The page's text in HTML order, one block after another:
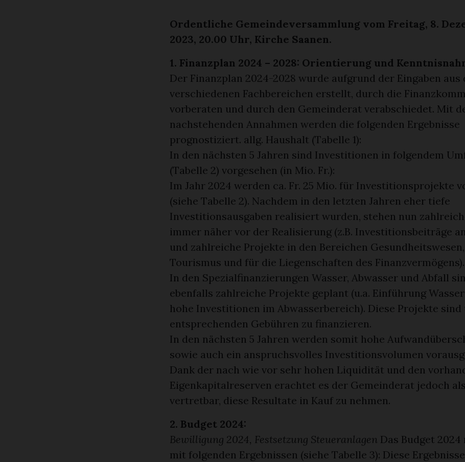
Ordentliche Gemeindeversammlung vom Freitag, 8.
2023, 20.00 Uhr, Kirche Saanen.
1. Finanzplan 2024 – 2028: Orientierung und
Der Finanzplan 2024-2028 wurde aufgrund der Eingaben aus
verschiedenen Fachbereichen erstellt, durch die
vorberaten und durch den Gemeinderat verabschiedet. Mit
nachstehenden Annahmen werden die folgenden Ergebnisse
prognostiziert. allg. Haushalt (Tabelle 1):
In den nächsten 5 Jahren sind Investitionen in folgendem
(Tabelle 2) vorgesehen (in Mio. Fr.):
Im Jahr 2024 werden ca. Fr. 25 Mio. für Investitionsprojekte
(siehe Tabelle 2). Nachdem in den letzten Jahren eher tiefe
Investitionsausgaben realisiert wurden, stehen nun
immer näher vor der Realisierung (z.B. Investitionsbeiträge
und zahlreiche Projekte in den Bereichen
Tourismus und für die Liegenschaften des Finanzvermögens).
In den Spezialfinanzierungen Wasser, Abwasser und Abfall
ebenfalls zahlreiche Projekte geplant (u.a. Einführung
hohe Investitionen im Abwasserbereich). Diese Projekte sind
entsprechenden Gebühren zu finanzieren.
In den nächsten 5 Jahren werden somit hohe
sowie auch ein anspruchsvolles Investitionsvolumen
Dank der nach wie vor sehr hohen Liquidität und den
Eigenkapitalreserven erachtet es der Gemeinderat jedoch als
vertretbar, diese Resultate in Kauf zu nehmen.
2. Budget 2024:
Bewilligung 2024, Festsetzung Steueranlagen Das Budget
mit folgenden Ergebnissen (siehe Tabelle 3): Diese